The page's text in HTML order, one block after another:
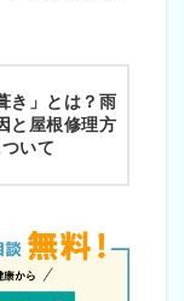
き」とは？雨
と屋根修理方
いて